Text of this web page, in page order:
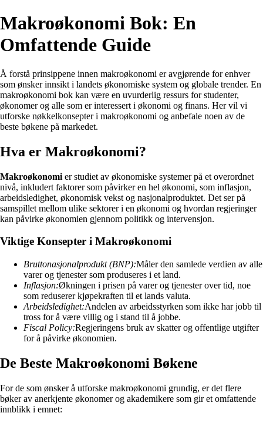
Makroøkonomi Bok: En
Omfattende Guide
Å forstå prinsippene innen makroøkonomi er avgjørende for enhver
som ønsker innsikt i landets økonomiske system og globale trender. En
makroøkonomi bok kan være en uvurderlig ressurs for studenter,
økonomer og alle som er interessert i økonomi og finans. Her vil vi
utforske nøkkelkonsepter i makroøkonomi og anbefale noen av de
beste bøkene på markedet.
Hva er Makroøkonomi?
Makroøkonomi er studiet av økonomiske systemer på et overordnet
nivå, inkludert faktorer som påvirker en hel økonomi, som inflasjon,
arbeidsledighet, økonomisk vekst og nasjonalproduktet. Det ser på
samspillet mellom ulike sektorer i en økonomi og hvordan regjeringer
kan påvirke økonomien gjennom politikk og intervensjon.
Viktige Konsepter i Makroøkonomi
Bruttonasjonalprodukt (BNP):Måler den samlede verdien av alle
varer og tjenester som produseres i et land.
Inflasjon:Økningen i prisen på varer og tjenester over tid, noe
som reduserer kjøpekraften til et lands valuta.
Arbeidsledighet:Andelen av arbeidsstyrken som ikke har jobb til
tross for å være villig og i stand til å jobbe.
Fiscal Policy:Regjeringens bruk av skatter og offentlige utgifter
for å påvirke økonomien.
De Beste Makroøkonomi Bøkene
For de som ønsker å utforske makroøkonomi grundig, er det flere
bøker av anerkjente økonomer og akademikere som gir et omfattende
innblikk i emnet: